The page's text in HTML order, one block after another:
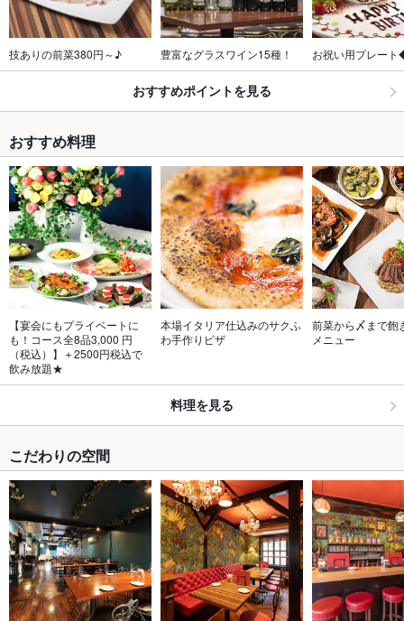
技ありの前菜380円～♪ 豊富なグラスワイン15種！ お祝い用プレー
おすすめポイントを見る
おすすめ料理
【宴会にもプライベートに
も！コース全8品3,000 円
（税込）】＋2500円税込で
飲み放題★
本場イタリア仕込みのサクふ
わ手作りピザ
前菜から〆まで飽
メニュー
料理を見る
こだわりの空間